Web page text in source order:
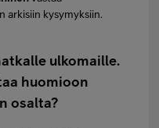
arkisiin kysymyksiin.
ulkomaille.
huomioon
osalta?